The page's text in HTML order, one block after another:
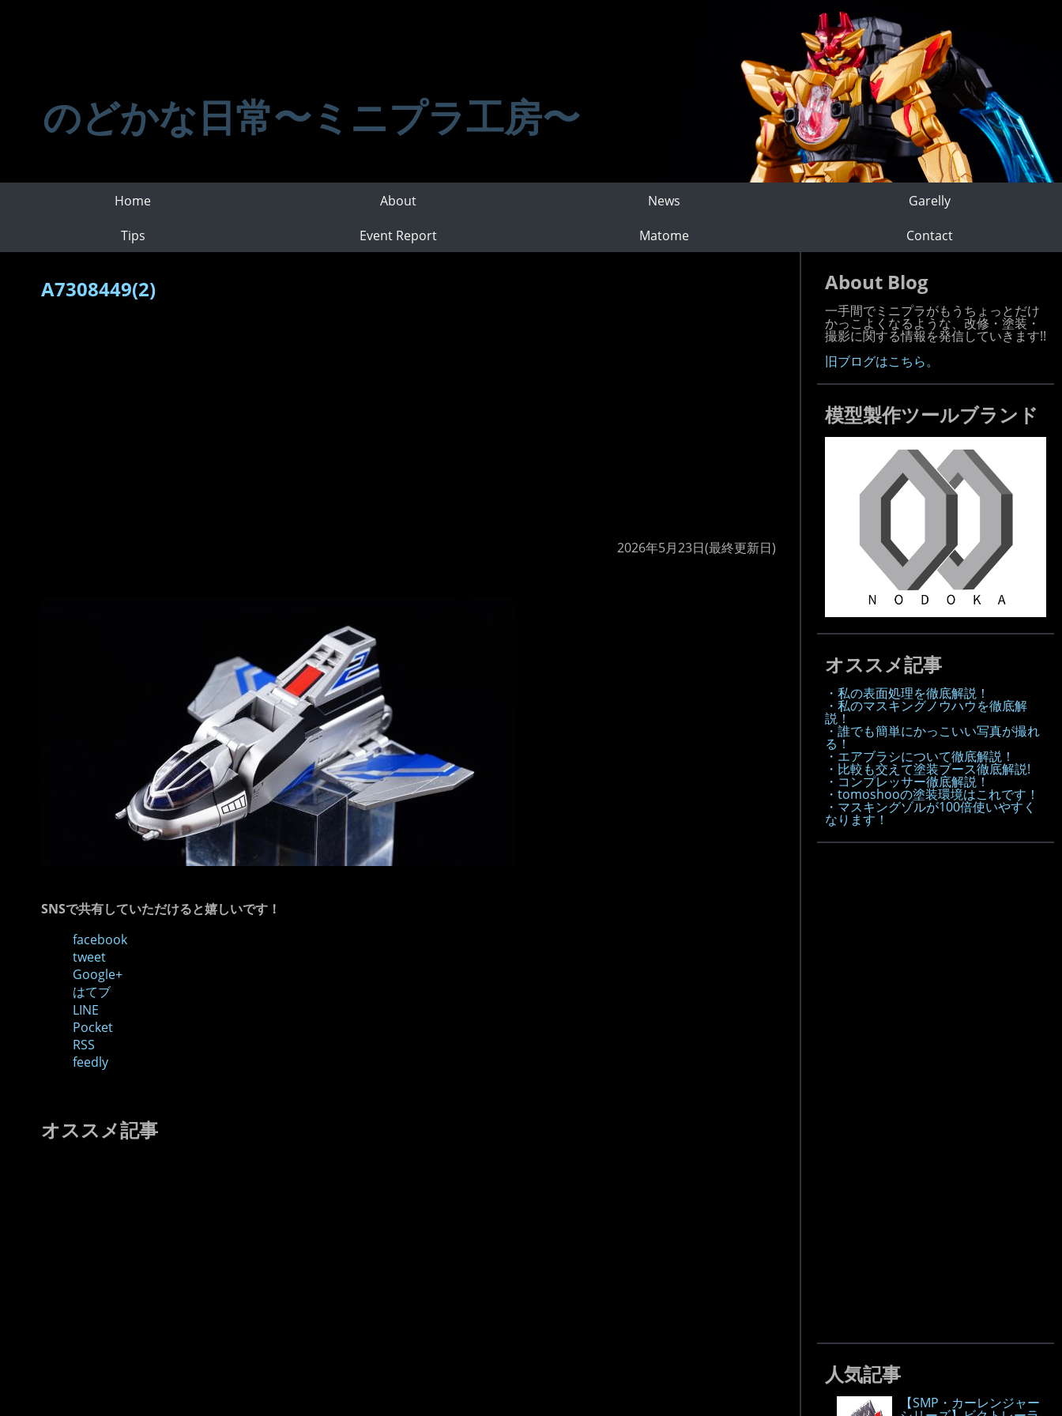
のどかな日常〜ミニプラ工房〜
Home About News
Garelly
Tips
Event Report Matome Contact
A7308449(2)
2026年5月23日(最終更新日)
SNSで共有していただけると嬉しいです！
facebook
tweet
Google+
はてブ
LINE
Pocket
RSS
feedly
オススメ記事
About Blog
一手間でミニプラがもうちょっとだけ
かっこよくなるような、改修・塗装・
撮影に関する情報を発信していきます!!
旧ブログはこちら。
模型製作ツールブランド
オススメ記事
・私の表面処理を徹底解説！
・私のマスキングノウハウを徹底解
説！
・誰でも簡単にかっこいい写真が撮れ
る！
・エアブラシについて徹底解説！
・比較も交えて塗装ブース徹底解説!
・コンプレッサー徹底解説！
・tomoshooの塗装環境はこれです！
・マスキングゾルが100倍使いやすく
なります！
人気記事
【SMP・カーレンジャー